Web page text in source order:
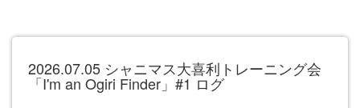
2026.07.05 シャニマス大喜利トレーニング会
「I'm an Ogiri Finder」#1 ログ